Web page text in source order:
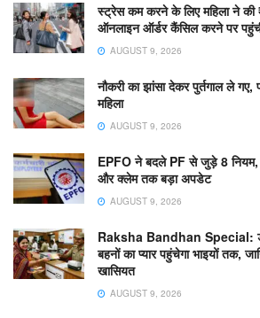
स्ट्रेस कम करने के लिए महिला ने की
ऑनलाइन ऑर्डर कैंसिल करने पर
AUGUST 9, 2026
नौकरी का झांसा देकर पुर्तगाल ले गए,
महिला
AUGUST 9, 2026
EPFO ने बदले PF से जुड़े 8 नियम,
और क्लेम तक बड़ा अपडेट
AUGUST 9, 2026
Raksha Bandhan Special:
बहनों का प्यार पहुंचेगा भाइयों तक,
खासियत
AUGUST 9, 2026